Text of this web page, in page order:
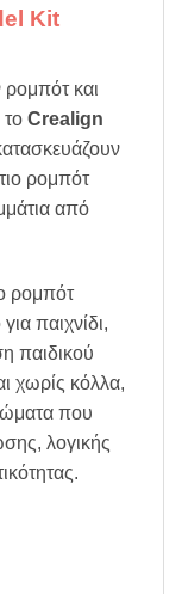
Kit
ρομπότ και
Crealign
ρομπότ
από
ρομπότ
παιχνίδι,
παιδικού
χωρίς κόλλα,
που
λογικής